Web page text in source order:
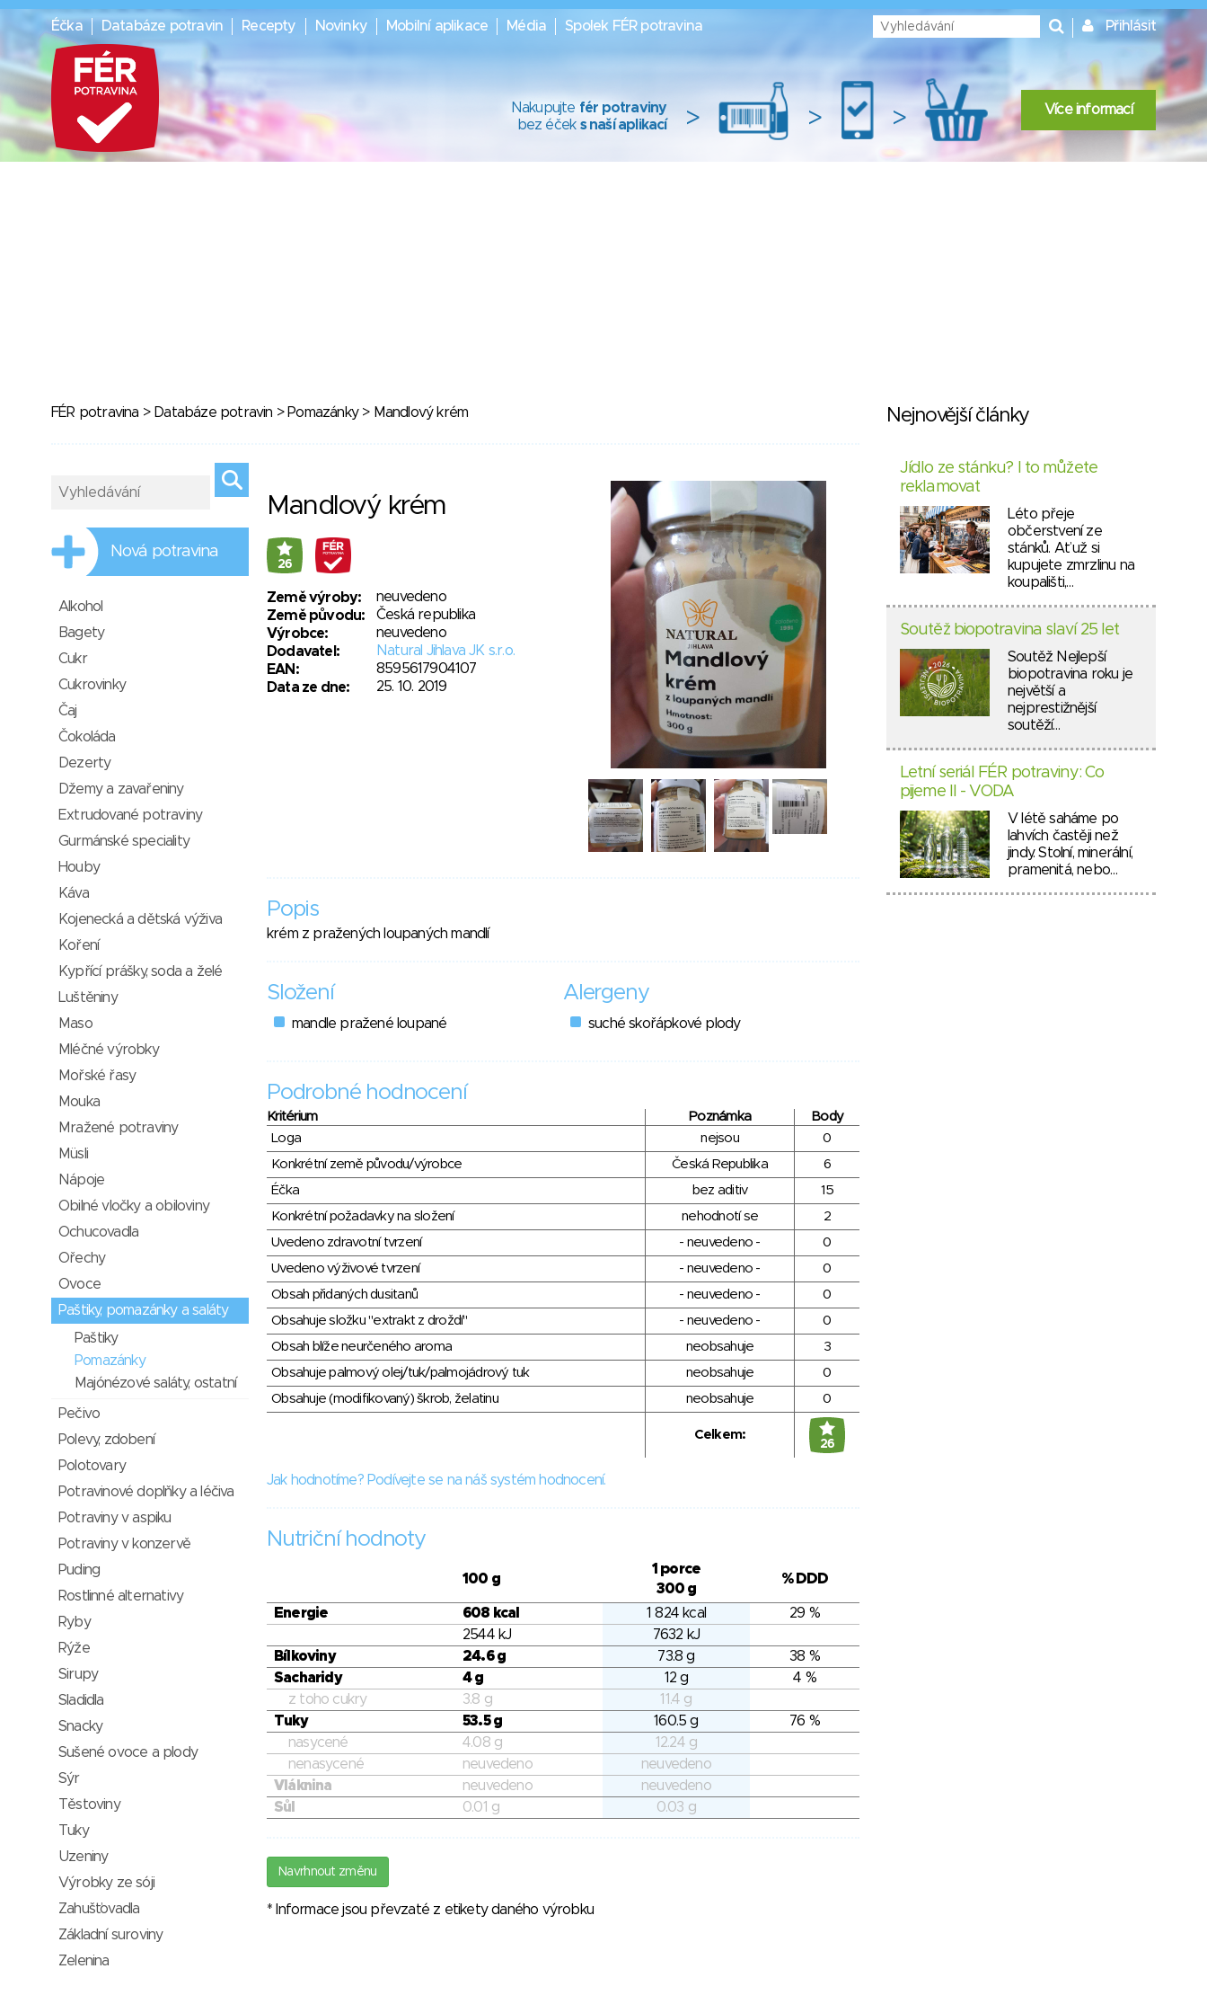
Éčka Databáze potravin Recepty Novinky Mobilní aplikace Média Spolek FÉR potravina Přihlásit
Nakupujte fér potraviny
bez éček s naší aplikací > > > Více informací
FÉR potravina > Databáze potravin > Pomazánky> Mandlový krém
Mandlový krém
26
Země výroby:
neuvedeno
Země původu:
Česká republika
Výrobce:
neuvedeno
Dodavatel:
Natural Jihlava JK s.r.o.
EAN:
8595617904107
Data ze dne:
25. 10. 2019
Popis
krém z pražených loupaných mandlí
Složení
mandle pražené loupané
Alergeny
suché skořápkové plody
Podrobné hodnocení
Kritérium Poznámka
Body
Loga
nejsou
0
Konkrétní země původu/výrobce
Česká Republika
6
Éčka
bez aditiv
15
Konkrétní požadavky na složení
nehodnotí se
2
Uvedeno zdravotní tvrzení
- neuvedeno -
0
Uvedeno výživové tvrzení
- neuvedeno -
0
Obsah přidaných dusitanů
- neuvedeno -
0
Obsahuje složku "extrakt z droždí"
- neuvedeno -
0
Obsah blíže neurčeného aroma
neobsahuje
3
Obsahuje palmový olej/tuk/palmojádrový tuk
neobsahuje
0
Obsahuje (modifikovaný) škrob, želatinu
neobsahuje 0
Celkem:
26
Jak hodnotíme? Podívejte se na náš systém hodnocení.
Nutriční hodnoty
100 g
1 porce
300 g
% DDD
Energie 608 kcal 1 824 kcal
29 %
2544 kJ
7632 kJ
Bílkoviny
24.6 g 73.8 g
38 %
Sacharidy
4 g 12 g
4 %
z toho cukry
3.8 g
11.4 g
Tuky
53.5 g 160.5 g
76 %
nasycené
4.08 g
12.24 g
nenasycené
neuvedeno
neuvedeno
Vláknina
neuvedeno
neuvedeno
Sůl
0.01 g 0.03 g
Navrhnout změnu
* Informace jsou převzaté z etikety daného výrobku
Nová potravina
Alkohol
Bagety
Cukr
Cukrovinky
Čaj
Čokoláda
Dezerty
Džemy a zavařeniny
Extrudované potraviny
Gurmánské speciality
Houby
Káva
Kojenecká a dětská výživa
Koření
Kypřící prášky, soda a želé
Luštěniny
Maso
Mléčné výrobky
Mořské řasy
Mouka
Mražené potraviny
Müsli
Nápoje
Obilné vločky a obiloviny
Ochucovadla
Ořechy
Ovoce
Paštiky, pomazánky a saláty
Paštiky
Pomazánky
Majónézové saláty, ostatní
Pečivo
Polevy, zdobení
Polotovary
Potravinové doplňky a léčiva
Potraviny v aspiku
Potraviny v konzervě
Puding
Rostlinné alternativy
Ryby
Rýže
Sirupy
Sladidla
Snacky
Sušené ovoce a plody
Sýr
Těstoviny
Tuky
Uzeniny
Výrobky ze sóji
Zahušťovadla
Základní suroviny
Zelenina
Nejnovější články
Jídlo ze stánku? I to můžete
reklamovat
Léto přeje
občerstvení ze
stánků. Ať už si
kupujete zmrzlinu na
koupališti,…
Soutěž biopotravina slaví 25 let
Soutěž Nejlepší
biopotravina roku je
největší a
nejprestižnější
soutěží…
Letní seriál FÉR potraviny: Co
pijeme II - VODA
V létě saháme po
lahvích častěji než
jindy. Stolní, minerální,
pramenitá, nebo…